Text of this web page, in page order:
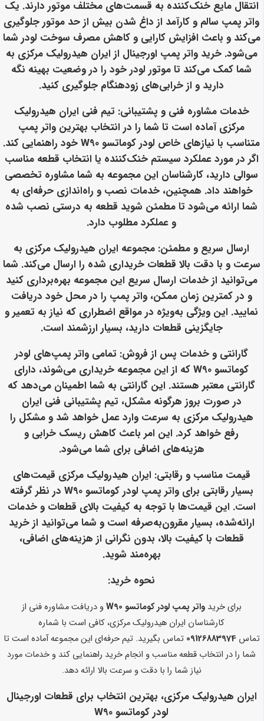
انتقال مایع خنک‌کننده به قسمت‌های مختلف موتور دارند. یک
واتر پمپ سالم و کارآمد از داغ شدن بیش از حد موتور جلوگیری
می‌کند و باعث افزایش کارایی و کاهش مصرف سوخت لودر شما
می‌شود. خرید واتر پمپ اورجینال از ایران هیدرولیک مرکزی به
شما کمک می‌کند تا موتور لودر خود را در وضعیت بهینه نگه
دارید و از خرابی‌های زودهنگام جلوگیری کنید.
خدمات مشاوره فنی و پشتیبانی: تیم فنی ایران هیدرولیک
مرکزی آماده است تا شما را در انتخاب بهترین واتر پمپ
متناسب با نیازهای خاص لودر کوماتسو W90 خود راهنمایی کند.
اگر در مورد عملکرد سیستم خنک‌کننده یا انتخاب قطعه مناسب
سوالی دارید، کارشناسان این مجموعه به شما مشاوره تخصصی
خواهند داد. همچنین، خدمات نصب و راه‌اندازی حرفه‌ای به
شما ارائه می‌شود تا مطمئن شوید قطعه به درستی نصب شده
و عملکرد مطلوب دارد.
ارسال سریع و مطمئن: مجموعه ایران هیدرولیک مرکزی به
سرعت و با دقت بالا قطعات خریداری شده را ارسال می‌کند. شما
می‌توانید از خدمات ارسال سریع این مجموعه بهره‌برداری کنید
و در کمترین زمان ممکن، واتر پمپ را در محل خود دریافت
نمایید. این ویژگی به‌ویژه در مواقع اضطراری که نیاز به تعمیر و
جایگزینی قطعات دارید، بسیار ارزشمند است.
گارانتی و خدمات پس از فروش: تمامی واتر پمپ‌های لودر
کوماتسو W90 که از این مجموعه خریداری می‌شوند، دارای
گارانتی معتبر هستند. این گارانتی به شما اطمینان می‌دهد که
در صورت بروز هرگونه مشکل، تیم پشتیبانی فنی ایران
هیدرولیک مرکزی به سرعت وارد عمل خواهد شد و مشکل را
رفع خواهد کرد. این امر باعث کاهش ریسک خرابی و
هزینه‌های اضافی برای شما می‌شود.
قیمت مناسب و رقابتی: ایران هیدرولیک مرکزی قیمت‌های
بسیار رقابتی برای واتر پمپ لودر کوماتسو W90 در نظر گرفته
است. این قیمت‌ها با توجه به کیفیت بالای قطعات و خدمات
ارائه‌شده، بسیار مقرون‌به‌صرفه است و شما می‌توانید از خرید
قطعات با کیفیت بالا، بدون نگرانی از هزینه‌های اضافی،
بهره‌مند شوید.
نحوه خرید:
برای خرید واتر پمپ لودر کوماتسو W90
و دریافت مشاوره فنی از
کارشناسان ایران هیدرولیک مرکزی، کافی است با شماره
تماس 09126883974 تماس بگیرید. تیم حرفه‌ای این مجموعه آماده است تا
شما را در انتخاب قطعه مناسب و انجام خرید راهنمایی کند و خدمات مورد
نیاز شما را با دقت و سرعت بالا ارائه دهد.
ایران هیدرولیک مرکزی، بهترین انتخاب برای قطعات اورجینال
لودر کوماتسو W90